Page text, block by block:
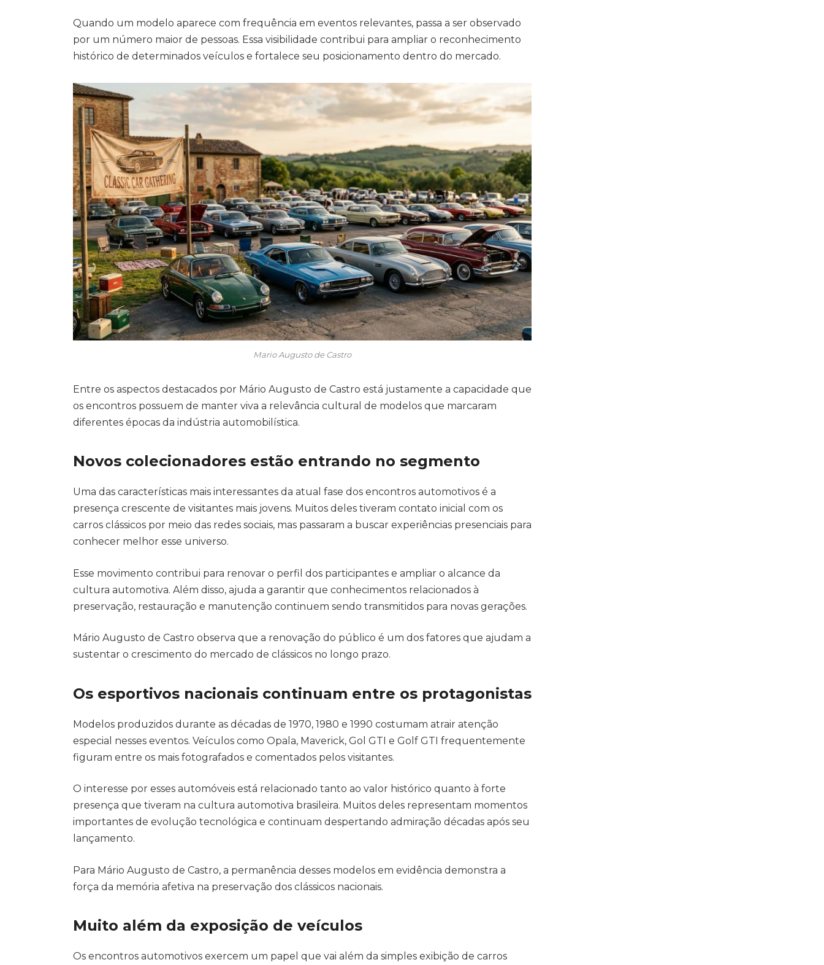
Quando um modelo aparece com frequência em eventos relevantes, passa a ser observado
por um número maior de pessoas. Essa visibilidade contribui para ampliar o reconhecimento
histórico de determinados veículos e fortalece seu posicionamento dentro do mercado.
Mario Augusto de Castro
Entre os aspectos destacados por Mário Augusto de Castro está justamente a capacidade que
os encontros possuem de manter viva a relevância cultural de modelos que marcaram
diferentes épocas da indústria automobilística.
Novos colecionadores estão entrando no segmento
Uma das características mais interessantes da atual fase dos encontros automotivos é a
presença crescente de visitantes mais jovens. Muitos deles tiveram contato inicial com os
carros clássicos por meio das redes sociais, mas passaram a buscar experiências presenciais para
conhecer melhor esse universo.
Esse movimento contribui para renovar o perfil dos participantes e ampliar o alcance da
cultura automotiva. Além disso, ajuda a garantir que conhecimentos relacionados à
preservação, restauração e manutenção continuem sendo transmitidos para novas gerações.
Mário Augusto de Castro observa que a renovação do público é um dos fatores que ajudam a
sustentar o crescimento do mercado de clássicos no longo prazo.
Os esportivos nacionais continuam entre os protagonistas
Modelos produzidos durante as décadas de 1970, 1980 e 1990 costumam atrair atenção
especial nesses eventos. Veículos como Opala, Maverick, Gol GTI e Golf GTI frequentemente
figuram entre os mais fotografados e comentados pelos visitantes.
O interesse por esses automóveis está relacionado tanto ao valor histórico quanto à forte
presença que tiveram na cultura automotiva brasileira. Muitos deles representam momentos
importantes de evolução tecnológica e continuam despertando admiração décadas após seu
lançamento.
Para Mário Augusto de Castro, a permanência desses modelos em evidência demonstra a
força da memória afetiva na preservação dos clássicos nacionais.
Muito além da exposição de veículos
Os encontros automotivos exercem um papel que vai além da simples exibição de carros